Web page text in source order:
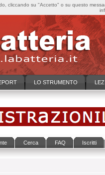
LO STRUMENTO
Cerca FAQ Iscritti
cliccando su "Accetto" o su questo